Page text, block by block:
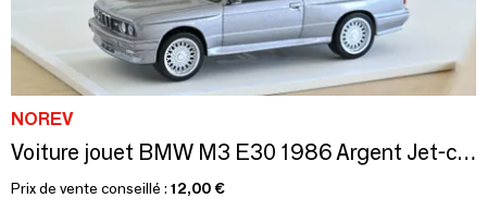
NOREV
Voiture jouet BMW M3 E30 1986 Argent Jet-car 1/43
Prix de vente conseillé : 12,00 €